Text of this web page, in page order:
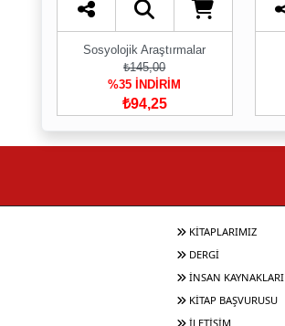
Sosyolojik Araştırmalar
₺145,00
%35 İNDİRİM
₺94,25
KİTAPLARIMIZ
DERGİ
İNSAN KAYNAKLARI
KİTAP BAŞVURUSU
İLETİŞİM